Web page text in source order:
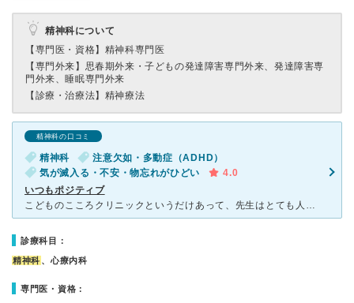
精神科について
【専門医・資格】 精神科専門医
【専門外来】 思春期外来・子どもの発達障害専門外来、発達障害専
門外来、睡眠専門外来
【診療・治療法】 精神療法
精神科の口コミ
精神科
注意欠如・多動症（ADHD）
気が滅入る・不安・物忘れがひどい
4.0
いつもポジティブ
こどものこころクリニックというだけあって、先生はとても人間力がある方です。いつもにこにこして、どんなネガティブな相談も、最後にはポジティブな方向へ切り返してくれます。そのため、診療なのですが、毎回カウ
診療科目：
精神科 、心療内科
専門医・資格：